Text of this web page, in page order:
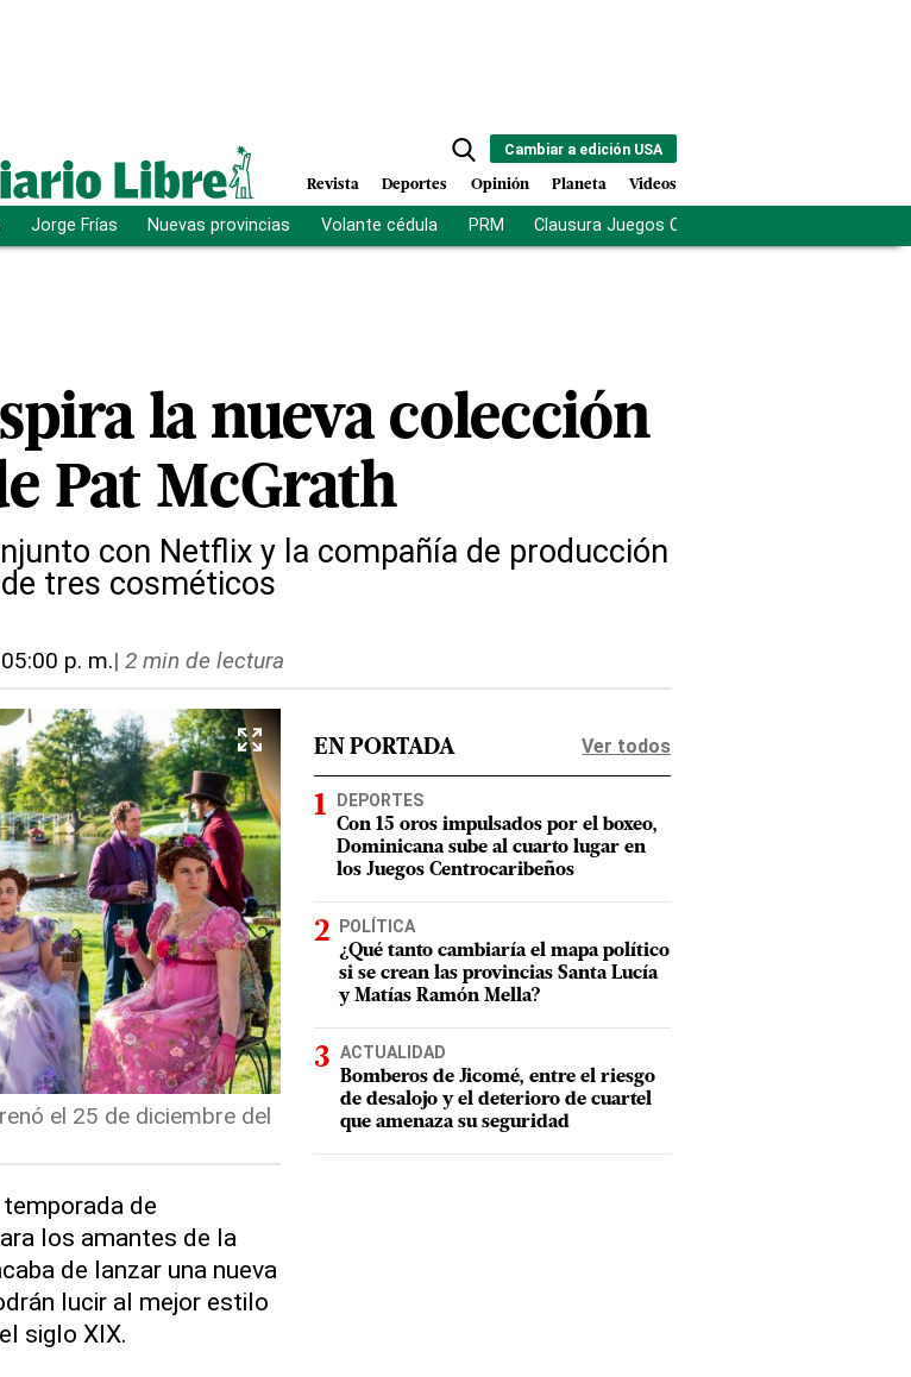
Cambiar a edición USA
Revista Deportes Opinión Planeta Videos
Jorge Frías Nuevas provincias Volante cédula PRM Clausura Juegos Centroamericanos
la nueva colección
Pat McGrath
con Netflix y la compañía de producción
tres cosméticos
p. m.| 2 min de lectura
el 25 de diciembre del
de
los amantes de la
de lanzar una nueva
lucir al mejor estilo
siglo XIX.
EN PORTADA Ver todos
DEPORTES
Con 15 oros impulsados por el boxeo,
Dominicana sube al cuarto lugar en
los Juegos Centrocaribeños
POLÍTICA
¿Qué tanto cambiaría el mapa político
si se crean las provincias Santa Lucía
y Matías Ramón Mella?
ACTUALIDAD
Bomberos de Jicomé, entre el riesgo
de desalojo y el deterioro de cuartel
que amenaza su seguridad